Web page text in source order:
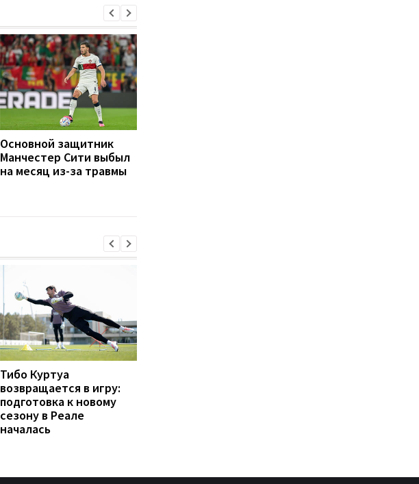
Основной защитник
Манчестер Сити выбыл
на месяц из-за травмы
Тибо Куртуа
возвращается в игру:
подготовка к новому
сезону в Реале
началась